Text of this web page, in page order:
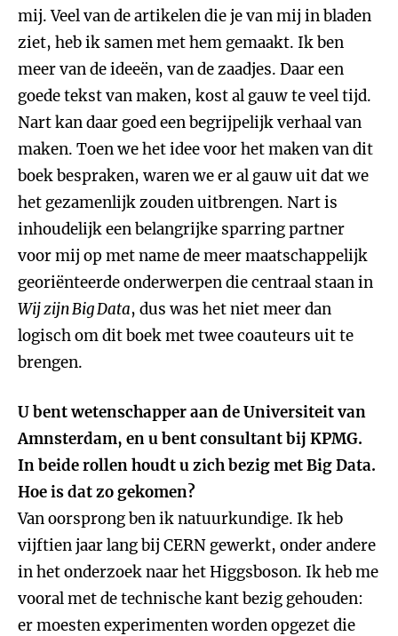
mij. Veel van de artikelen die je van mij in bladen
ziet, heb ik samen met hem gemaakt. Ik ben
meer van de ideeën, van de zaadjes. Daar een
goede tekst van maken, kost al gauw te veel tijd.
Nart kan daar goed een begrijpelijk verhaal van
maken. Toen we het idee voor het maken van dit
boek bespraken, waren we er al gauw uit dat we
het gezamenlijk zouden uitbrengen. Nart is
inhoudelijk een belangrijke sparring partner
voor mij op met name de meer maatschappelijk
georiënteerde onderwerpen die centraal staan in
Wij zijn Big Data, dus was het niet meer dan
logisch om dit boek met twee coauteurs uit te
brengen.
U bent wetenschapper aan de Universiteit van
Amnsterdam, en u bent consultant bij KPMG.
In beide rollen houdt u zich bezig met Big Data.
Hoe is dat zo gekomen?
Van oorsprong ben ik natuurkundige. Ik heb
vijftien jaar lang bij CERN gewerkt, onder andere
in het onderzoek naar het Higgsboson. Ik heb me
vooral met de technische kant bezig gehouden:
er moesten experimenten worden opgezet die